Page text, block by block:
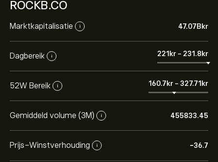
ROCKB.CO
Marktkapitalisatie i 47.07B‎kr‎
Dagbereik i 221‎kr‎ - 231.8‎kr‎
52W Bereik i 160.7‎kr‎ - 327.71‎kr‎
Gemiddeld volume (3M) i 455833.45
Prijs-Winstverhouding i -36.7